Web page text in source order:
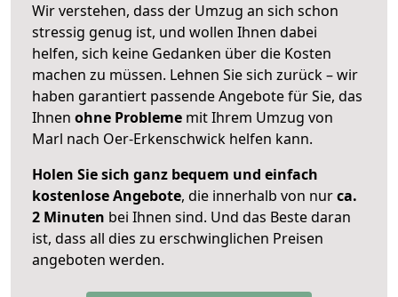
Wir verstehen, dass der Umzug an sich schon
stressig genug ist, und wollen Ihnen dabei
helfen, sich keine Gedanken über die Kosten
machen zu müssen. Lehnen Sie sich zurück – wir
haben garantiert passende Angebote für Sie, das
Ihnen ohne Probleme mit Ihrem Umzug von
Marl nach Oer-Erkenschwick helfen kann.
Holen Sie sich ganz bequem und einfach
kostenlose Angebote, die innerhalb von nurca.
2 Minuten bei Ihnen sind. Und das Beste daran
ist, dass all dies zu erschwinglichen Preisen
angeboten werden.